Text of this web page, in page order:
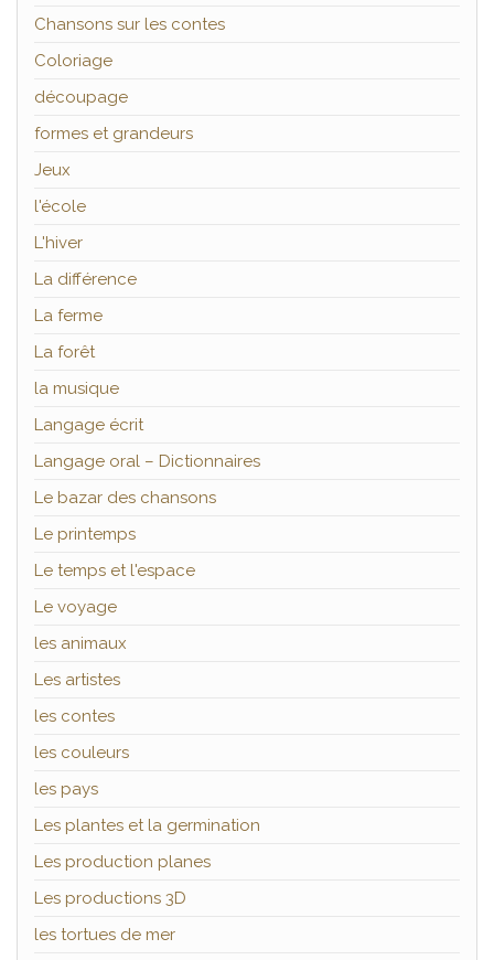
Chansons sur les contes
Coloriage
découpage
formes et grandeurs
Jeux
l'école
L'hiver
La différence
La ferme
La forêt
la musique
Langage écrit
Langage oral – Dictionnaires
Le bazar des chansons
Le printemps
Le temps et l'espace
Le voyage
les animaux
Les artistes
les contes
les couleurs
les pays
Les plantes et la germination
Les production planes
Les productions 3D
les tortues de mer